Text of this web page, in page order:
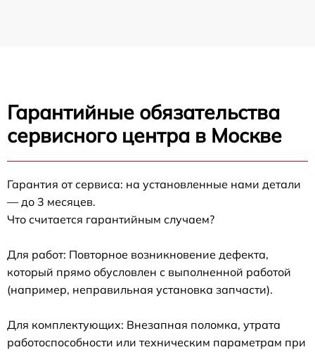
Гарантийные обязательства
сервисного центра в Москве
Гарантия от сервиса: на установленные нами детали
— до 3 месяцев.
Что считается гарантийным случаем?
Для работ: Повторное возникновение дефекта,
который прямо обусловлен с выполненной работой
(например, неправильная установка запчасти).
Для комплектующих: Внезапная поломка, утрата
работоспособности или техническим параметрам при